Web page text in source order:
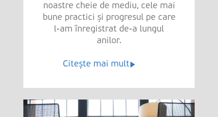
noastre cheie de mediu, cele mai
bune practici și progresul pe care
l-am înregistrat de-a lungul
anilor.
Citește mai mult